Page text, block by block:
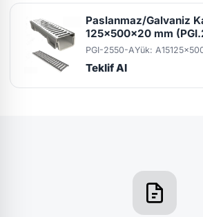
Paslanmaz/Galvaniz
125x500x20 mm
PGI-2550-AYük: A15
Teklif Al